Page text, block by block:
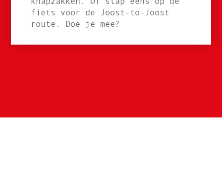
fiets voor de Joost-to-Joost
route. Doe je mee?